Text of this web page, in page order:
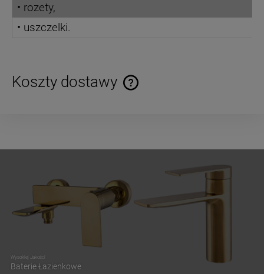
• rozety,
• uszczelki.
Koszty dostawy
Cena nie zawiera ewentualnych kosztów płatności
Wysokiej Jakości
Baterie Łazienkowe